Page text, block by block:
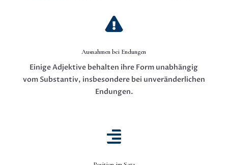

Ausnahmen bei Endungen
Einige Adjektive behalten ihre Form unabhängig
vom Substantiv, insbesondere bei unveränderlichen
Endungen.
